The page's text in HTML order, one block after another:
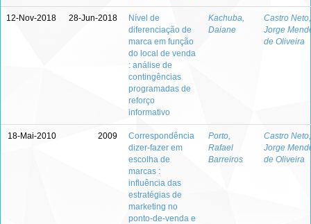
12-Nov-2018 28-Jun-2018
Nível de
diferenciação de
marca em função
do local de venda
: análise de
contingências
programadas de
reforço
informativo
Kachuba,
Daiane
Castro Neto,
Jorge
de Oliveira
18-Mai-2010 2009
Correspondência
dizer-fazer em
escolha de
marcas :
influência das
estratégias de
marketing no
ponto-de-venda e
Porto,
Rafael
Barreiros
Castro Neto,
Jorge
de Oliveira